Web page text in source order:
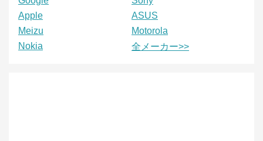
Apple
ASUS
Meizu
Motorola
Nokia
全メーカー>>